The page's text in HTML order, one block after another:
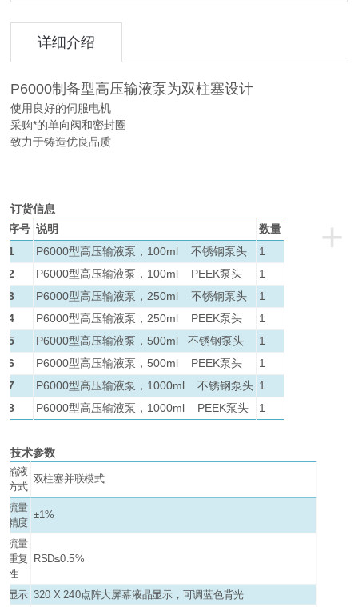
详细介绍
P6000制备型高压输液泵 为双柱塞设计
使用良好的伺服电机
采购*的单向阀和密封圈
致力于铸造优良品质
订货信息
+
序号 说明
数量
1
P6000型高压输液泵，100ml 不锈钢泵头
1
2
P6000型高压输液泵，100ml PEEK泵头
1
3
P6000型高压输液泵，250ml 不锈钢泵头
1
4
P6000型高压输液泵，250ml PEEK泵头
1
5
P6000型高压输液泵，500ml 不锈钢泵头
1
6
P6000型高压输液泵，500ml PEEK泵头
1
7
P6000型高压输液泵，1000ml 不锈钢泵头 1
8
P6000型高压输液泵，1000ml PEEK泵头 1
技术参数
输液
方式
双柱塞并联模式
流量
精度
±1%
流量
重复
性
RSD≤0.5%
显示 320 X 240点阵大屏幕液晶显示，可调蓝色背光